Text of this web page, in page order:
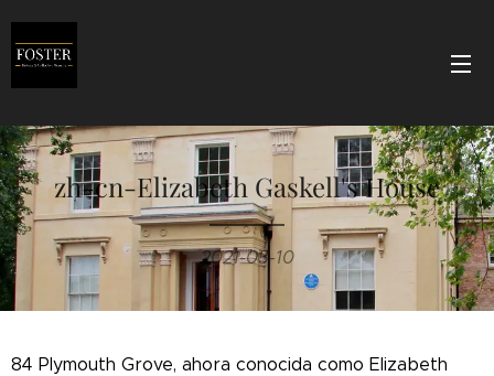
zh-cn-Elizabeth Gaskell's House
2021-05-10
84 Plymouth Grove, ahora conocida como Elizabeth